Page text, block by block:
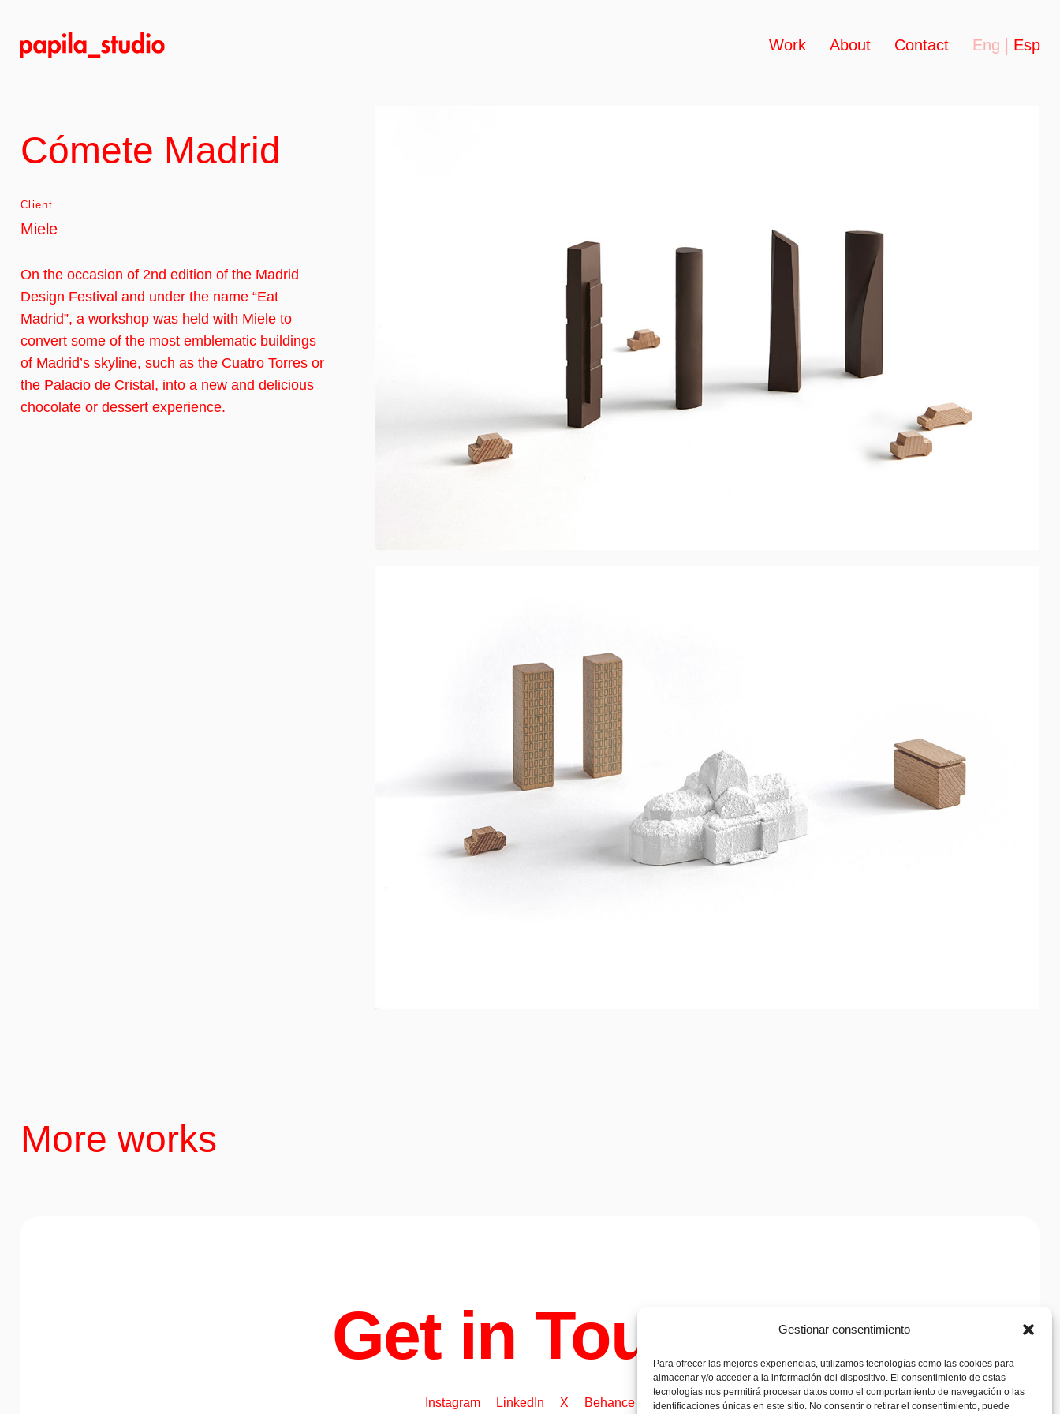
Gestionar consentimiento
Para ofrecer las mejores experiencias, utilizamos tecnologías como las cookies para
almacenar y/o acceder a la información del dispositivo. El consentimiento de estas
tecnologías nos permitirá procesar datos como el comportamiento de navegación o las
identificaciones únicas en este sitio. No consentir o retirar el consentimiento, puede
main
Work About Contact Eng Esp
Cómete Madrid
Client
Miele
On the occasion of 2nd edition of the Madrid
Design Festival and under the name “Eat
Madrid”, a workshop was held with Miele to
convert some of the most emblematic buildings
of Madrid’s skyline, such as the Cuatro Torres or
the Palacio de Cristal, into a new and delicious
chocolate or dessert experience.
More works
Get in Touch
Instagram LinkedIn X Behance